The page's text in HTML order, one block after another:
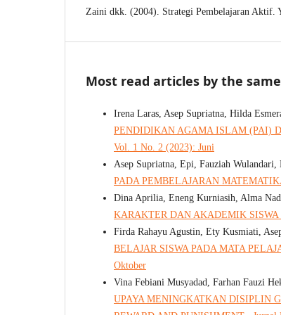
Zaini dkk. (2004). Strategi Pembelajaran Aktif.
Most read articles by the
Irena Laras, Asep Supriatna, Hilda
PENDIDIKAN AGAMA ISLAM (PAI)
Vol. 1 No. 2 (2023): Juni
Asep Supriatna, Epi, Fauziah
PADA PEMBELAJARAN
Dina Aprilia, Eneng Kurniasih, Alma
KARAKTER DAN AKADEMIK SISWA
Firda Rahayu Agustin, Ety Kusmiati,
BELAJAR SISWA PADA MATA
Oktober
Vina Febiani Musyadad, Farhan Fauzi
UPAYA MENINGKATKAN DISIPLIN